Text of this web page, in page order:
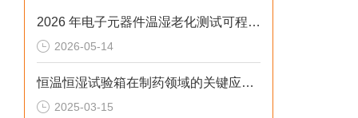
2026 年电子元器件温湿老化测试可程式恒温恒湿试验箱排行榜
2026-05-14
恒温恒湿试验箱在制药领域的关键应用及技术要点解析
2025-03-15